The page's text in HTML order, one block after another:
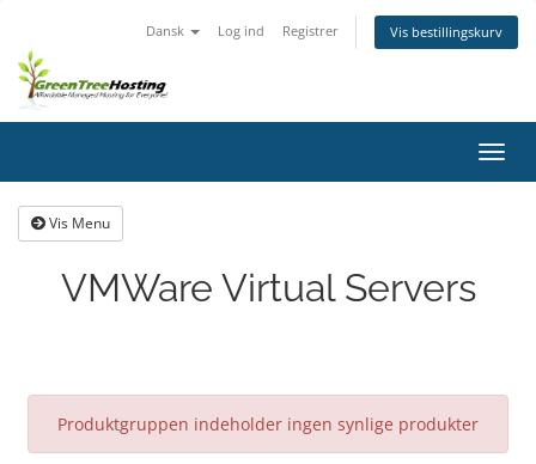
Dansk Log ind Registrer Vis bestillingskurv
Skift
Vis Menu
VMWare Virtual Servers
Produktgruppen indeholder ingen synlige produkter